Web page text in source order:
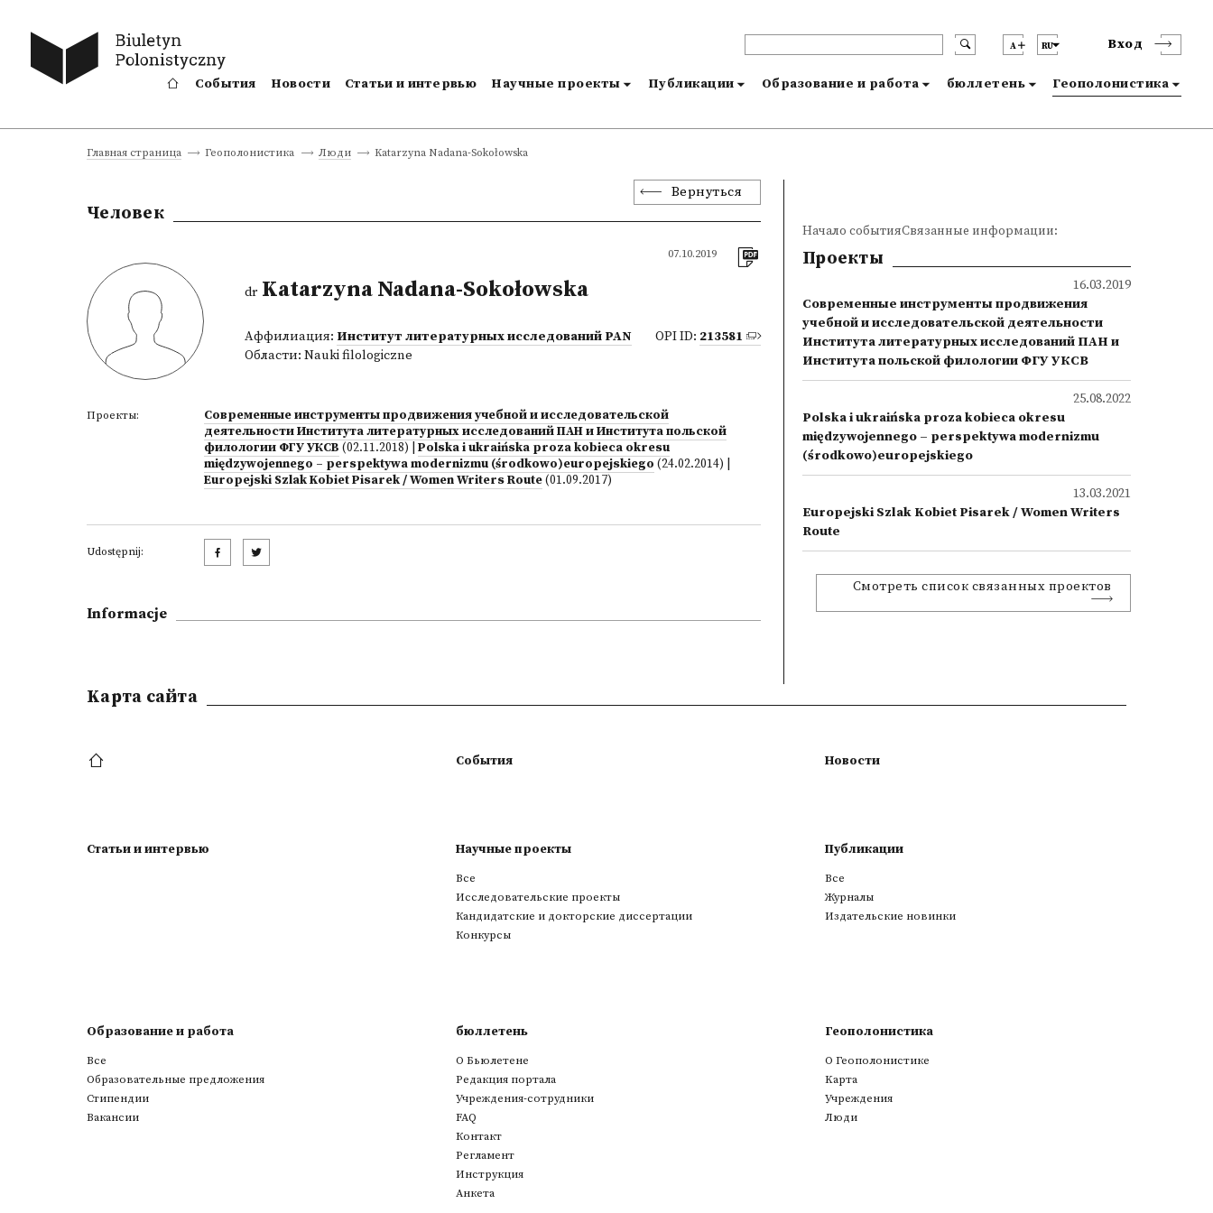
A RU Вход
События Новости Статьи и интервью Научные проекты Публикации Образование и работа бюллетень Геополонистика
Главная страница Геополонистика Люди Katarzyna Nadana-Sokołowska
Вернуться
Человек
07.10.2019
drKatarzyna Nadana-Sokołowska
Аффилиация: Институт литературных исследований PAN
Области: Nauki filologiczne
OPI ID: 213581
Проекты:
Современные инструменты продвижения учебной и исследовательской
деятельности Института литературных исследований ПАН и Института польской
филологии ФГУ УКСВ (02.11.2018)
Polska i ukraińska proza kobieca okresu
międzywojennego – perspektywa modernizmu (środkowo)europejskiego (24.02.2014)
Europejski Szlak Kobiet Pisarek / Women Writers Route(01.09.2017)
Udostępnij:
Informacje
Начало событияСвязанные информации:
Проекты
16.03.2019
Современные инструменты продвижения
учебной и исследовательской деятельности
Института литературных исследований ПАН и
Института польской филологии ФГУ УКСВ
25.08.2022
Polska i ukraińska proza kobieca okresu
międzywojennego – perspektywa modernizmu
(środkowo)europejskiego
13.03.2021
Europejski Szlak Kobiet Pisarek / Women Writers
Route
Смотреть список связанных проектов
Kарта сайта
События Новости
Статьи и интервью Научные проекты
Все
Исследовательские проекты
Кандидатские и докторские диссертации
Конкурсы
Публикации
Все
Журналы
Издательские новинки
Образование и работа
Все
Образовательные предложения
Стипендии
Вакансии
бюллетень
О Бьюлетене
Редакция портала
Учреждения-сотрудники
FAQ
Контакт
Регламент
Инструкция
Анкета
Геополонистика
О Геополонистике
Kарта
Учреждения
Люди